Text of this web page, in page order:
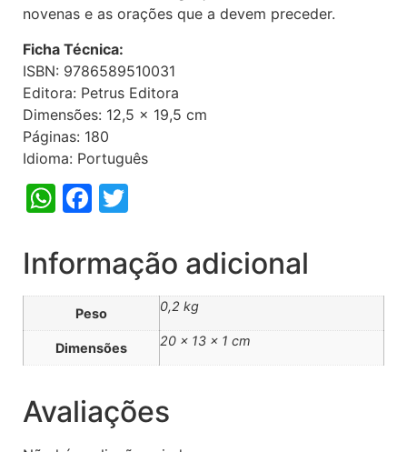
novenas e as orações que a devem preceder.
Ficha Técnica:
ISBN: 9786589510031
Editora: Petrus Editora
Dimensões: 12,5 x 19,5 cm
Páginas: 180
Idioma: Português
WhatsApp
Facebook
Informação adicional
Peso 0,2 kg
Dimensões 20 × 13 × 1 cm
Avaliações